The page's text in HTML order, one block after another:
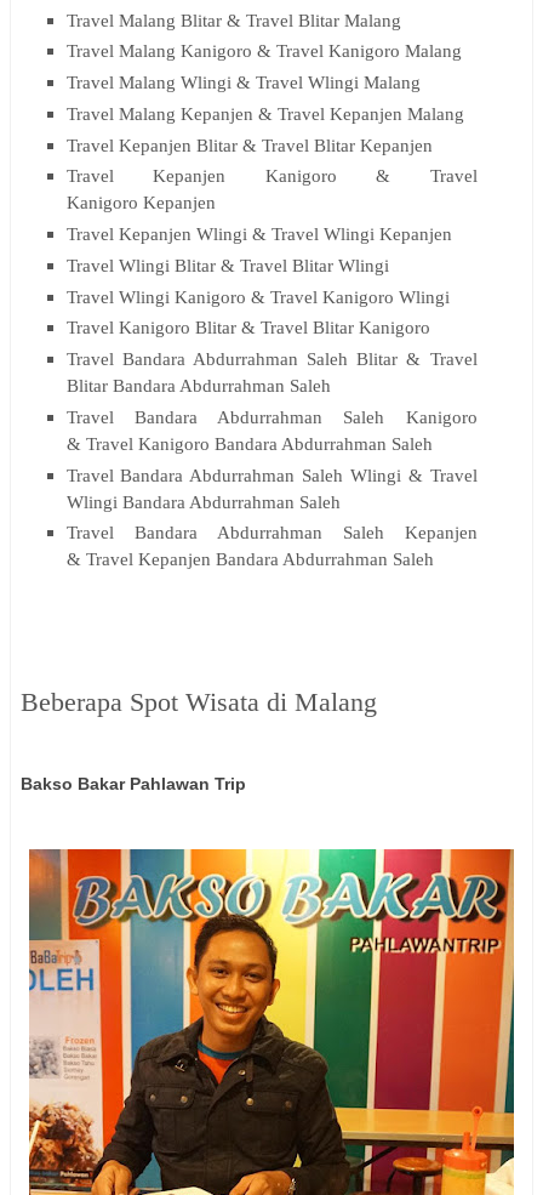
Travel Malang Blitar & Travel Blitar Malang
Travel Malang Kanigoro & Travel Kanigoro Malang
Travel Malang Wlingi & Travel Wlingi Malang
Travel Malang Kepanjen & Travel Kepanjen Malang
Travel Kepanjen Blitar & Travel Blitar Kepanjen
Travel Kepanjen Kanigoro & Travel
Kanigoro Kepanjen
Travel Kepanjen Wlingi & Travel Wlingi Kepanjen
Travel Wlingi Blitar & Travel Blitar Wlingi
Travel Wlingi Kanigoro & Travel Kanigoro Wlingi
Travel Kanigoro Blitar & Travel Blitar Kanigoro
Travel Bandara Abdurrahman Saleh Blitar & Travel
Blitar Bandara Abdurrahman Saleh
Travel Bandara Abdurrahman Saleh Kanigoro
& Travel Kanigoro Bandara Abdurrahman Saleh
Travel Bandara Abdurrahman Saleh Wlingi & Travel
Wlingi Bandara Abdurrahman Saleh
Travel Bandara Abdurrahman Saleh Kepanjen
& Travel Kepanjen Bandara Abdurrahman Saleh
Beberapa Spot Wisata di Malang
Bakso Bakar Pahlawan Trip